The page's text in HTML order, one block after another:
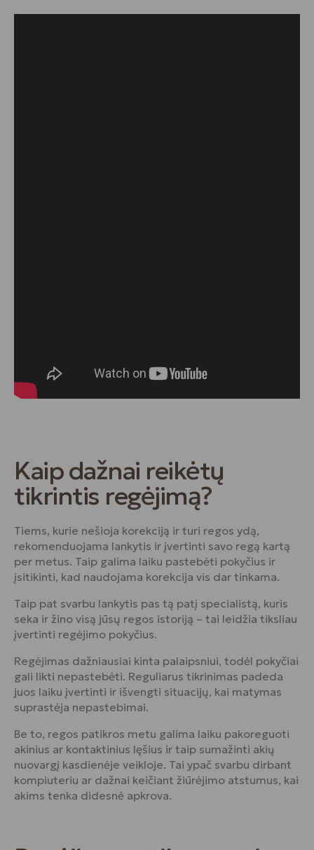
Kaip dažnai reikėtų
tikrintis regėjimą?
Tiems, kurie nešioja korekciją ir turi regos ydą,
rekomenduojama lankytis ir įvertinti savo regą kartą
per metus. Taip galima laiku pastebėti pokyčius ir
įsitikinti, kad naudojama korekcija vis dar tinkama.
Taip pat svarbu lankytis pas tą patį specialistą, kuris
seka ir žino visą jūsų regos istoriją – tai leidžia tiksliau
įvertinti regėjimo pokyčius.
Regėjimas dažniausiai kinta palaipsniui, todėl pokyčiai
gali likti nepastebėti. Reguliarus tikrinimas padeda
juos laiku įvertinti ir išvengti situacijų, kai matymas
suprastėja nepastebimai.
Be to, regos patikros metu galima laiku pakoreguoti
akinius ar kontaktinius lęšius ir taip sumažinti akių
nuovargį kasdienėje veikloje. Tai ypač svarbu dirbant
kompiuteriu ar dažnai keičiant žiūrėjimo atstumus, kai
akims tenka didesnė apkrova.